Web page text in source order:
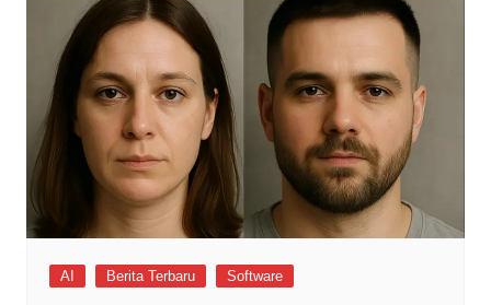
AI Berita Terbaru Software